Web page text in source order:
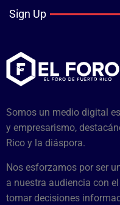
Sign Up
Somos un medio digital
y empresarismo,
Rico y la diáspora.
Nos esforzamos por ser
a nuestra audiencia con
tomar decisiones